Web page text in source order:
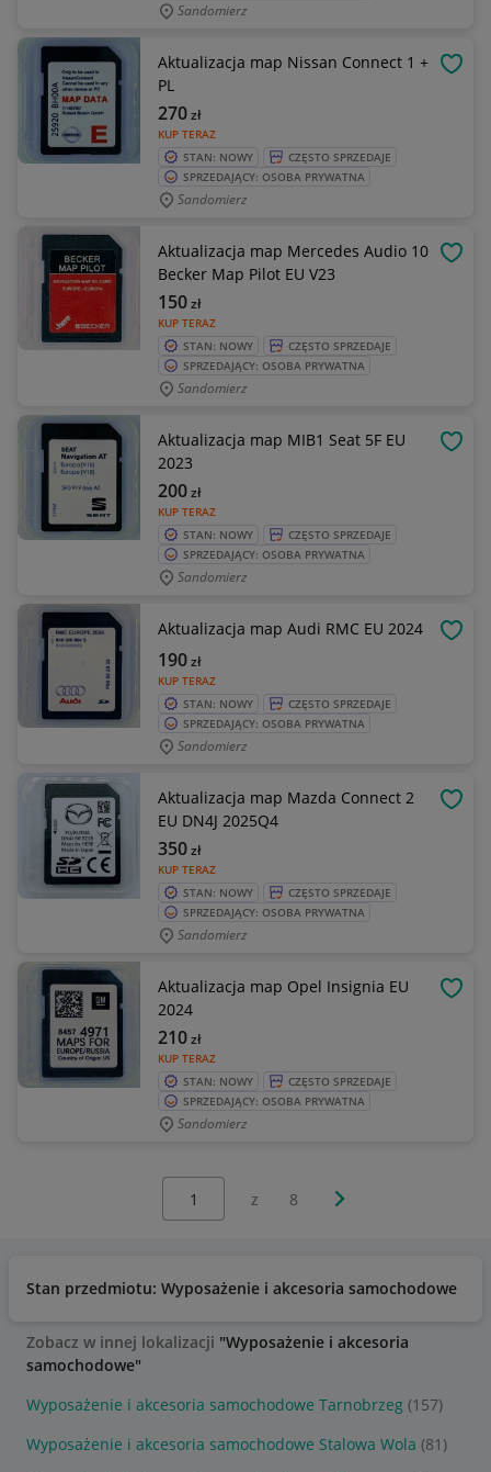
Sandomierz
Aktualizacja map Nissan Connect 1 +
PL
KUP TERAZ
270zł
STAN: NOWY
CZĘSTO SPRZEDAJE
SPRZEDAJĄCY: OSOBA PRYWATNA
Sandomierz
Aktualizacja map Mercedes Audio 10
Becker Map Pilot EU V23
KUP TERAZ
150zł
STAN: NOWY
CZĘSTO SPRZEDAJE
SPRZEDAJĄCY: OSOBA PRYWATNA
Sandomierz
Aktualizacja map MIB1 Seat 5F EU
2023
KUP TERAZ
200zł
STAN: NOWY
CZĘSTO SPRZEDAJE
SPRZEDAJĄCY: OSOBA PRYWATNA
Sandomierz
Aktualizacja map Audi RMC EU 2024
KUP TERAZ
190zł
STAN: NOWY
CZĘSTO SPRZEDAJE
SPRZEDAJĄCY: OSOBA PRYWATNA
Sandomierz
Aktualizacja map Mazda Connect 2
EU DN4J 2025Q4
KUP TERAZ
350zł
STAN: NOWY
CZĘSTO SPRZEDAJE
SPRZEDAJĄCY: OSOBA PRYWATNA
Sandomierz
Aktualizacja map Opel Insignia EU
2024
KUP TERAZ
210zł
STAN: NOWY
CZĘSTO SPRZEDAJE
SPRZEDAJĄCY: OSOBA PRYWATNA
Sandomierz
z 8 Następna strona
Stan przedmiotu: Wyposażenie i akcesoria samochodowe
Zobacz w innej lokalizacji "Wyposażenie i akcesoria
samochodowe"
Wyposażenie i akcesoria samochodowe Tarnobrzeg (157)
Wyposażenie i akcesoria samochodowe Stalowa Wola (81)